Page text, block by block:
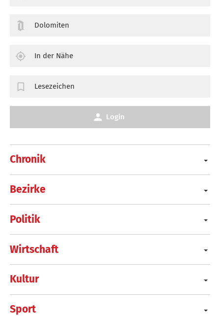
Chronik
Bezirke
Politik
Wirtschaft
Kultur
Sport
Dolomiten
In der Nähe
Lesezeichen
Login